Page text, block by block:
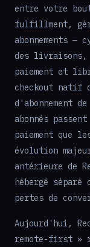
entre votre
fulfillment,
abonnements
des livraisons,
paiement et
checkout natif
d'abonnement
abonnés
paiement que
évolution
antérieure de
hébergé
pertes de
Aujourd'hui,
remote-first »